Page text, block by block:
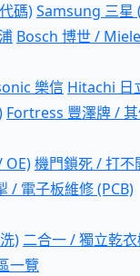
碼)Samsung 三星
Bosch 博世 / Miele
樂信 Hitachi 日
Fortress 豐澤牌 /
OE)機門鎖死 / 打不
/ 電子板維修 (PCB)
) 二合一 / 獨立乾
一覽